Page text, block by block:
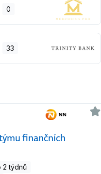
0
33
finančních
2 týdnů